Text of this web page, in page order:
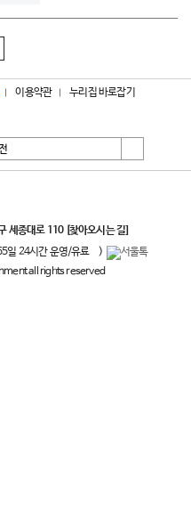
이용약관 누리집 바로잡기
세종대로 110 [찾아오시는 길]
일 24시간 운영/유료
)
all rights reserved